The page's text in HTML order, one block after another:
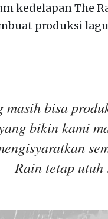
kedelapan The
produksi
masih bisa
bikin kami
Rain tetap